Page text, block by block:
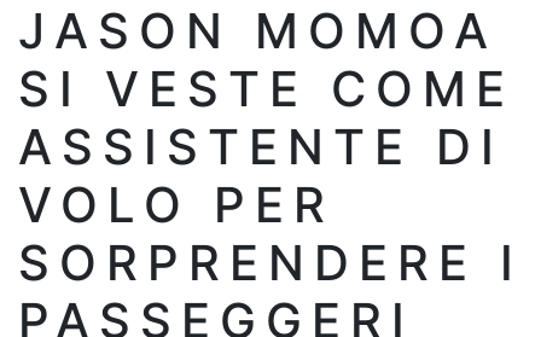
JASON MOMOA
SI VESTE COME
ASSISTENTE DI
VOLO PER
SORPRENDERE I
PASSEGGERI